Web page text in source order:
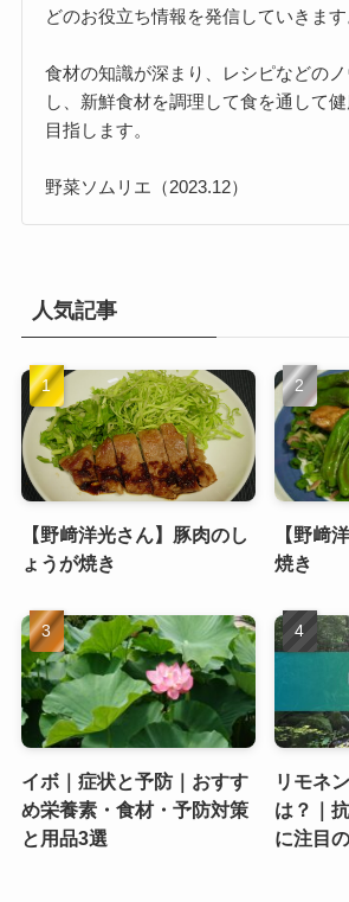
どのお役立ち情報を発信していきます
食材の知識が深まり、レシピなどの
し、新鮮食材を調理して食を通して
目指します。
野菜ソムリエ（2023.12）
人気記事
【野﨑洋光さん】豚肉のし
ょうが焼き
【野﨑
焼き
イボ｜症状と予防｜おすす
め栄養素・食材・予防対策
と用品3選
リモネ
は？｜
に注目